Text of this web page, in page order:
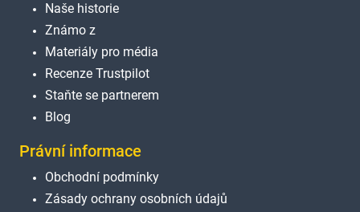
Naše historie
Známo z
Materiály pro média
Recenze Trustpilot
Staňte se partnerem
Blog
Právní informace
Obchodní podmínky
Zásady ochrany osobních údajů